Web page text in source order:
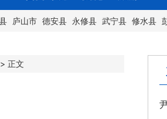
庐山市 德安县 永修县 武宁县 修水县
> 正文